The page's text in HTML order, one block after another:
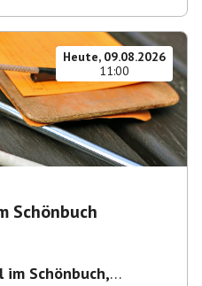
Heute, 09.08.2026
11:00
Weil im Schönbuch
im Schönbuch,